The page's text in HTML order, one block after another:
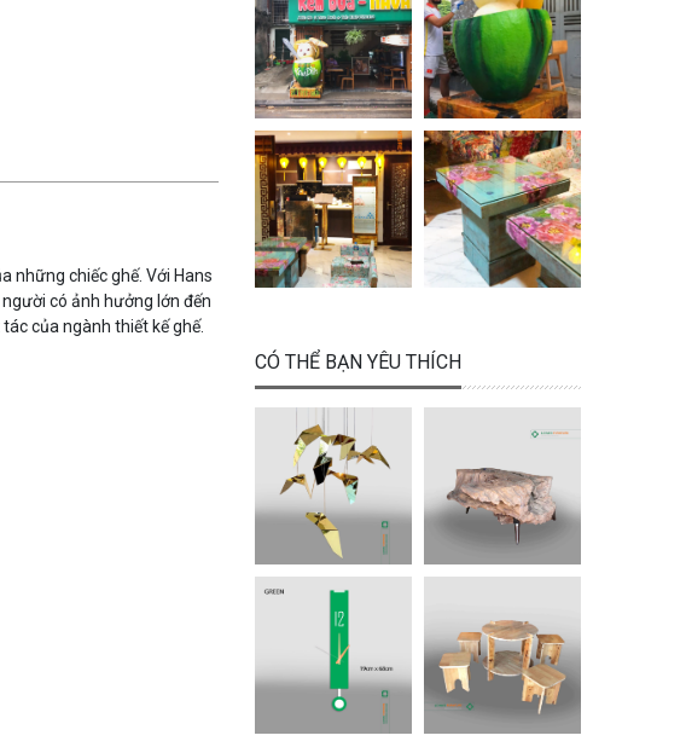
những chiếc ghế. Với Hans
có ảnh hưởng lớn đến
của ngành thiết kế ghế.
CÓ THỂ BẠN YÊU THÍCH